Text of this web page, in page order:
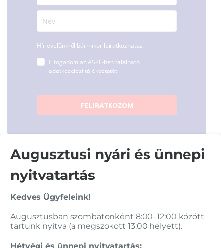
Hírlevelünkről bármikor leiratkozhatsz.
Elfogadom az ÁSZF-ben található
adatkezelési tájékoztatót.
FELIRATKOZOM
Vásárolj nálunk!
Garanciavállalás
Augusztusi nyári és ünnepi
nyitvatartás
Kedves Ügyfeleink!
Augusztusban szombatonként 8:00–12:00 között
tartunk nyitva (a megszokott 13:00 helyett).
Hétvégi és ünnepi nyitvatartás: